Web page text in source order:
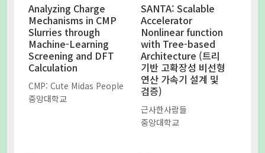
Analyzing Charge
Mechanisms in CMP
Slurries through
Machine-Learning
Screening and DFT
Calculation
CMP: Cute Midas People
중앙대학교
SANTA: Scalable
Accelerator
Nonlinear function
with Tree-based
Architecture (트리
기반 고확장성 비선형
연산 가속기 설계 및
검증)
근사한사람들
중앙대학교